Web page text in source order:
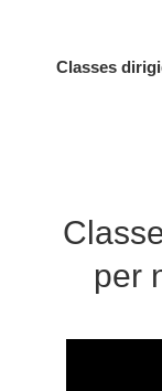
Classes
per